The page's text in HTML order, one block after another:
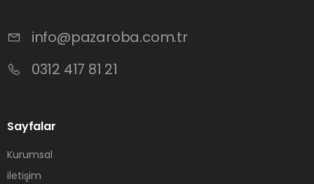
info@pazaroba.com.tr
0312 417 81 21
Sayfalar
Kurumsal
iletişim